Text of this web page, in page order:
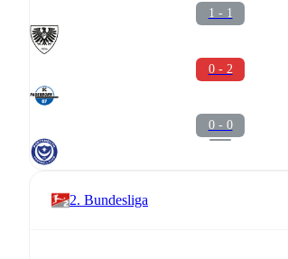
1 - 1
0 - 2
0 - 0
2. Bundesliga